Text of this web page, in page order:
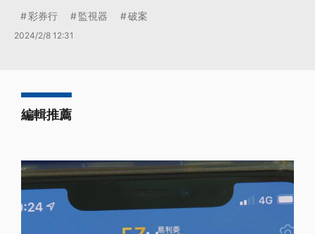
彩券行 監視器 破案
2024/2/8 12:31
編輯推薦